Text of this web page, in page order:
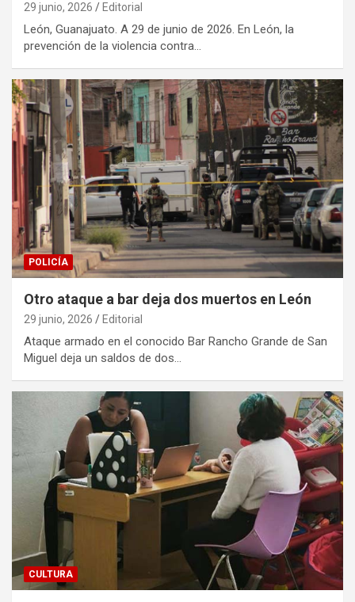
29 junio, 2026 Editorial
León, Guanajuato. A 29 de junio de 2026. En León, la
prevención de la violencia contra…
POLICÍA
Otro ataque a bar deja dos muertos en León
29 junio, 2026 Editorial
Ataque armado en el conocido Bar Rancho Grande de San
Miguel deja un saldos de dos…
CULTURA